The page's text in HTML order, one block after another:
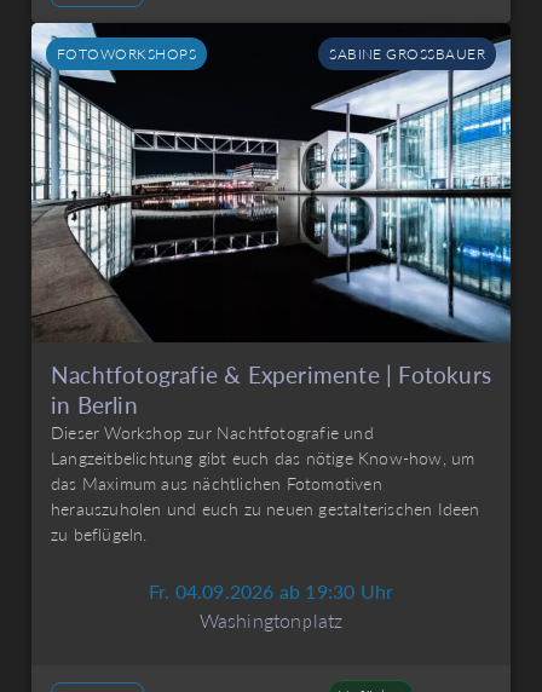
FOTOWORKSHOPS SABINE GROSSBAUER
Nachtfotografie & Experimente | Fotokurs
in Berlin
Dieser Workshop zur Nachtfotografie und
Langzeitbelichtung gibt euch das nötige Know-how, um
das Maximum aus nächtlichen Fotomotiven
herauszuholen und euch zu neuen gestalterischen Ideen
zu beflügeln.
Fr. 04.09.2026 ab 19:30 Uhr
Washingtonplatz